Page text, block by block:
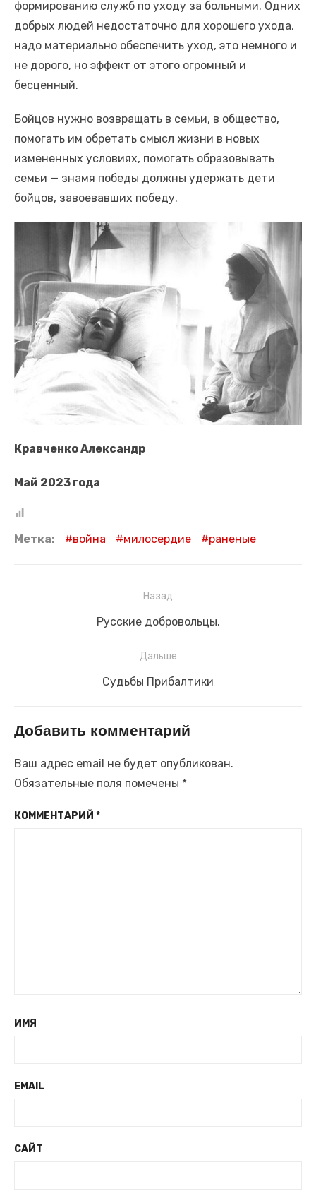
формированию служб по уходу за больными. Одних
добрых людей недостаточно для хорошего ухода,
надо материально обеспечить уход, это немного и
не дорого, но эффект от этого огромный и
бесценный.
Бойцов нужно возвращать в семьи, в общество,
помогать им обретать смысл жизни в новых
измененных условиях, помогать образовывать
семьи — знамя победы должны удержать дети
бойцов, завоевавших победу.
Кравченко Александр
Май 2023 года
Метка: война милосердие раненые
Назад
Предыдущая
Русские добровольцы.
Дальше
Следующая
Судьбы Прибалтики
Добавить комментарий
Ваш адрес email не будет опубликован.
Обязательные поля помечены *
КОММЕНТАРИЙ *
ИМЯ
EMAIL
САЙТ